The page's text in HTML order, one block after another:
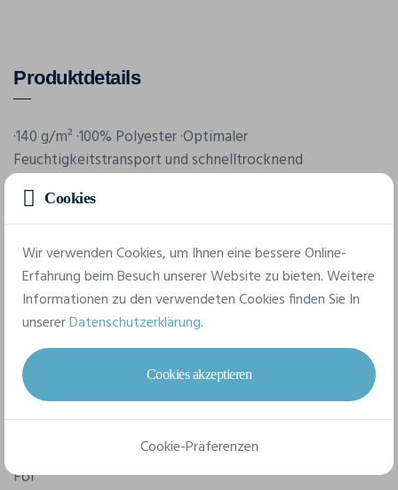
Produktdetails
·140 g/m² ·100% Polyester ·Optimaler
Feuchtigkeitstransport und schnelltrocknend
Produktinfos sind eingedruckt ·Racer Back ·Seitennähte
·Feminine Passform.
Merkmale
Fol
Cookies
Wir verwenden Cookies, um Ihnen eine bessere Online-
Erfahrung beim Besuch unserer Website zu bieten. Weitere
Informationen zu den verwendeten Cookies finden Sie In
unsererDatenschutzerklärung.
Cookies akzeptieren
Cookie-Präferenzen